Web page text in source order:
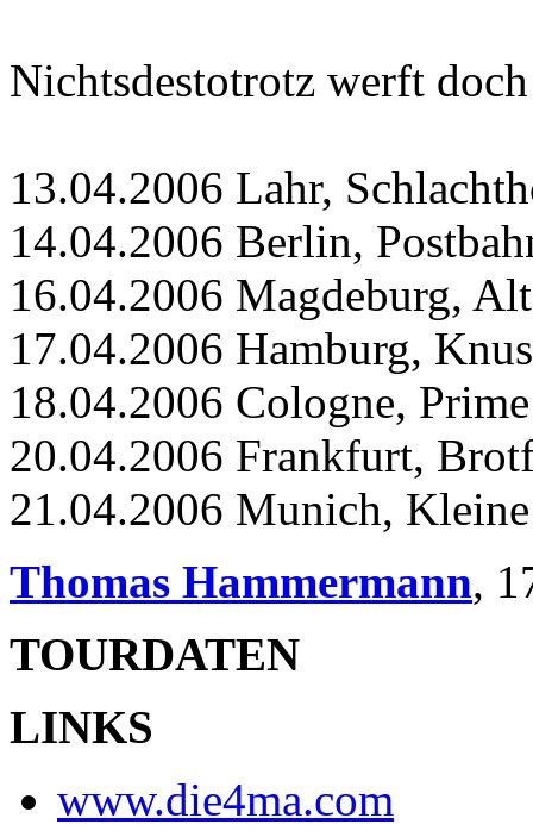
Nichtsdestotrotz werft
13.04.2006 Lahr,
14.04.2006 Berlin,
16.04.2006 Magdeburg,
17.04.2006 Hamburg,
18.04.2006 Cologne,
20.04.2006 Frankfurt,
21.04.2006 Munich,
Thomas Hammermann,
TOURDATEN
LINKS
www.die4ma.com